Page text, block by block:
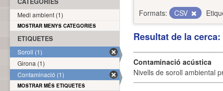
Formats:
CSV
Resultat de la
Contaminació acústica
Nivells de soroll ambiental
Medi ambient (1)
MOSTRAR MENYS CATEGORIES
ETIQUETES
Soroll (1)
Girona (1)
Contaminació (1)
MOSTRAR MÉS ETIQUETES